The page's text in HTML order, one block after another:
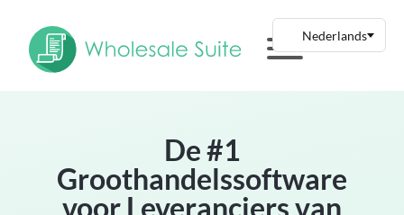
De #1
Groothandelssoftware
voor Leveranciers van